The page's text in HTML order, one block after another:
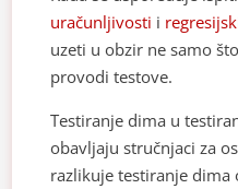
uračunljivosti i
uzeti u obzir ne samo
provodi testove.
Testiranje dima u
obavljaju stručnjaci za
razlikuje testiranje dima